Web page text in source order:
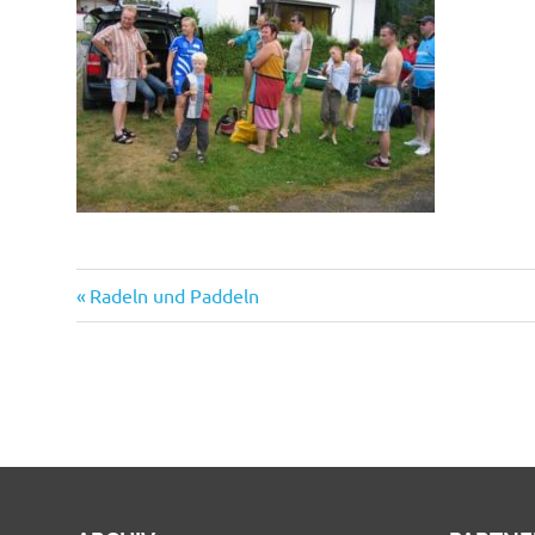
Beitragsnavigation
Vorheriger
Beitrag:
Radeln und Paddeln